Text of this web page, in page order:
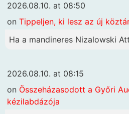
2026.08.10. at 08:50
on Tippeljen, ki lesz az új
Ha a mandineres Nizalowski
2026.08.10. at 08:15
on Összeházasodott a Győri
kézilabdázója